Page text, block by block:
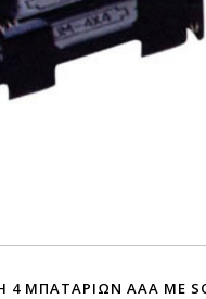
ΜΠΑΤΑΡΙΩΝ AΑΑ ΜΕ